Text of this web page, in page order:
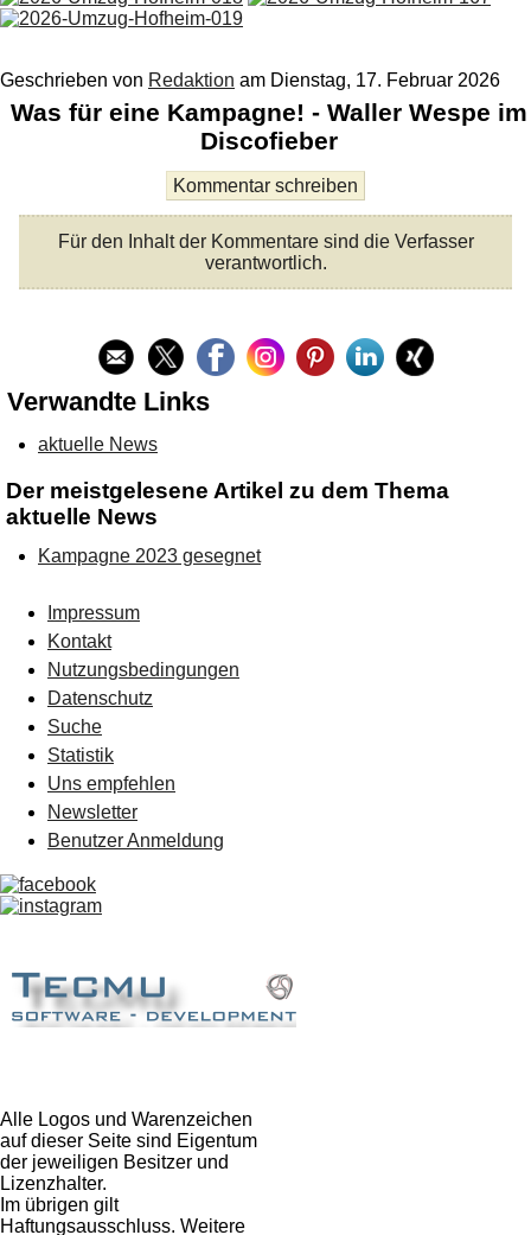
Geschrieben von Redaktion am Dienstag, 17. Februar 2026
Was für eine Kampagne! - Waller Wespe im
Discofieber
Für den Inhalt der Kommentare sind die Verfasser
verantwortlich.
Verwandte Links
aktuelle News
Der meistgelesene Artikel zu dem Thema
aktuelle News
Kampagne 2023 gesegnet
Impressum
Kontakt
Nutzungsbedingungen
Datenschutz
Suche
Statistik
Uns empfehlen
Newsletter
Benutzer Anmeldung
Alle Logos und Warenzeichen
auf dieser Seite sind Eigentum
der jeweiligen Besitzer und
Lizenzhalter.
Im übrigen gilt
Haftungsausschluss. Weitere